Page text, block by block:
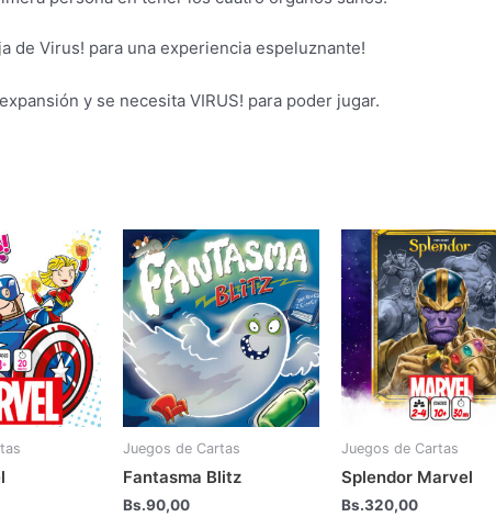
de Virus! para una experiencia espeluznante!
y se necesita VIRUS! para poder jugar.
Juegos de Cartas
Fantasma Blitz
Bs.90,00
Juegos de Cartas
Splendor Marvel
Bs.320,00